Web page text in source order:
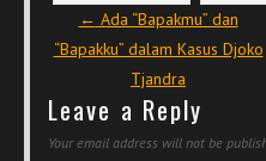
Post navigation
← Ada “Bapakmu” dan
“Bapakku” dalam Kasus Djoko
Tjandra
Leave a Reply
Your email address will not be